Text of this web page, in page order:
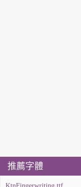
推薦字體